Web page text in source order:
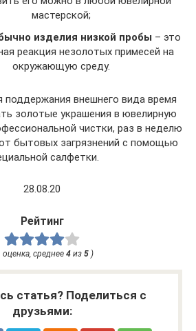
мастерской;
изделия низкой пробы – это
реакция незолотых примесей на
окружающую среду.
поддержания внешнего вида время
золотые украшения в ювелирную
чистки, раз в неделю
бытовых загрязнений с помощью
салфетки.
28.08.20
Рейтинг
оценка, среднее 4из 5)
статья? Поделиться с
друзьями: